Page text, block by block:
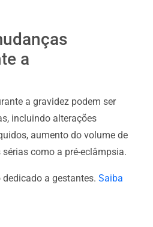
a
a gravidez podem ser
incluindo alterações
aumento do volume de
como a pré-eclâmpsia.
a gestantes. Saiba